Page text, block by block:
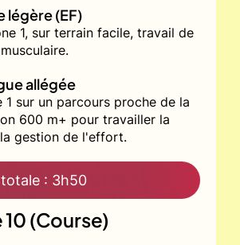
légère (EF)
1, sur terrain facile, travail de
allégée
1 sur un parcours proche de la
600 m+ pour travailler la
gestion de l'effort.
: 3h50
(Course)